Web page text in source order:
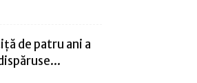
de patru ani a